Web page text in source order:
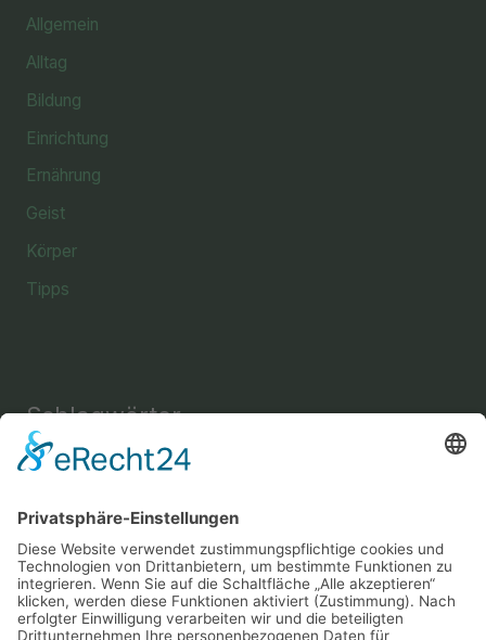
Allgemein
Alltag
Bildung
Einrichtung
Ernährung
Geist
Körper
Tipps
Schlagwörter
Enthaarung Fettverbrennung Fitness
Gemüse Gesundheit Haus Instrument Kräuter
Körperpflege Lesen Mental Musik Nachricht Nahrung